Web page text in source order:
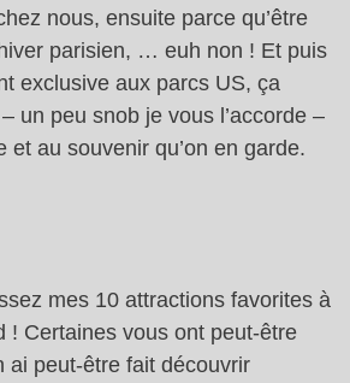
nous, ensuite parce qu’être
parisien, … euh non ! Et puis
exclusive aux parcs US, ça
un peu snob je vous l’accorde –
et au souvenir qu’on en garde.
mes 10 attractions favorites à
! Certaines vous ont peut-être
ai peut-être fait découvrir